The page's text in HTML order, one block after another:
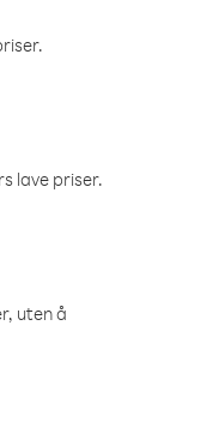
lave priser.
uten å